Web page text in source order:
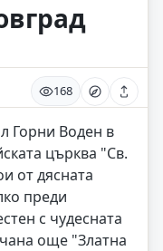
168
Горни Воден в
църква "Св.
от дясната
преди
с чудесната
още "Златна